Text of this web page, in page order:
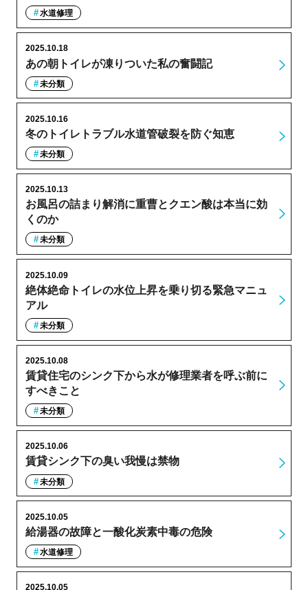
水道修理
あの朝トイレが凍りついた私の奮闘記
2025.10.18
未分類
冬のトイレトラブル水道管破裂を防ぐ知恵
2025.10.16
未分類
お風呂の詰まり解消に重曹とクエン酸は本当に効
くのか
2025.10.13
未分類
絶体絶命トイレの水位上昇を乗り切る緊急マニュ
アル
2025.10.09
未分類
賃貸住宅のシンク下から水が修理業者を呼ぶ前に
すべきこと
2025.10.08
未分類
賃貸シンク下の臭い我慢は禁物
2025.10.06
未分類
給湯器の故障と一酸化炭素中毒の危険
2025.10.05
水道修理
2025.10.05